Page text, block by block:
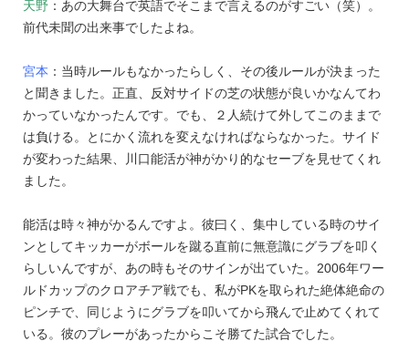
天野 ：あの大舞台で英語でそこまで言えるのがすごい（笑）。
前代未聞の出来事でしたよね。
宮本 ：当時ルールもなかったらしく、その後ルールが決まった
と聞きました。正直、反対サイドの芝の状態が良いかなんてわ
かっていなかったんです。でも、２人続けて外してこのままで
は負ける。とにかく流れを変えなければならなかった。サイド
が変わった結果、川口能活が神がかり的なセーブを見せてくれ
ました。
能活は時々神がかるんですよ。彼曰く、集中している時のサイ
ンとしてキッカーがボールを蹴る直前に無意識にグラブを叩く
らしいんですが、あの時もそのサインが出ていた。2006年ワー
ルドカップのクロアチア戦でも、私がPKを取られた絶体絶命の
ピンチで、同じようにグラブを叩いてから飛んで止めてくれて
いる。彼のプレーがあったからこそ勝てた試合でした。